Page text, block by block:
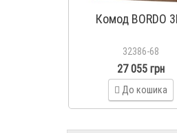
Комод BORDO
32386-68
27 055 грн
До кошика